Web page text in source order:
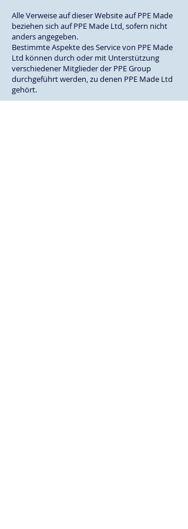
Alle Verweise auf dieser Website auf PPE Made
beziehen sich auf PPE Made Ltd, sofern nicht
anders angegeben.
Bestimmte Aspekte des Service von PPE Made
Ltd können durch oder mit Unterstützung
verschiedener Mitglieder der PPE Group
durchgeführt werden, zu denen PPE Made Ltd
gehört.